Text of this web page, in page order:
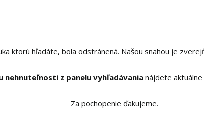
ktorú hľadáte, bola odstránená. Našou snahou je
nehnuteľnosti z panelu vyhľadávanianájdete aktuálne
Za pochopenie ďakujeme.